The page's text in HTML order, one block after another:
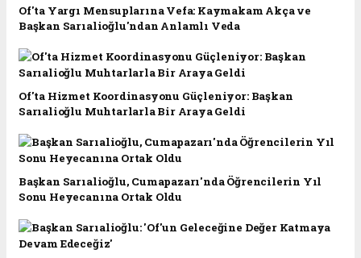
Of'ta Yargı Mensuplarına Vefa: Kaymakam Akça ve
Başkan Sarıalioğlu'ndan Anlamlı Veda
Of'ta Hizmet Koordinasyonu Güçleniyor: Başkan
Sarıalioğlu Muhtarlarla Bir Araya Geldi
Başkan Sarıalioğlu, Cumapazarı'nda Öğrencilerin Yıl
Sonu Heyecanına Ortak Oldu